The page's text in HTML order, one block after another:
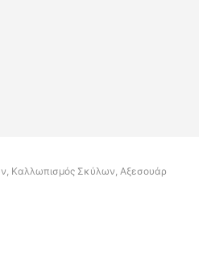
Καλλωπισμός Σκύλων, Αξεσουάρ